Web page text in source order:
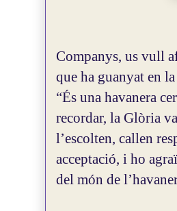
Companys, us vull
que ha guanyat en
“És una havanera
recordar, la Glòria
l’escolten, callen
acceptació, i ho
del món de